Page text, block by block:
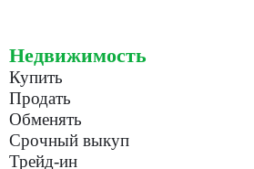
Недвижимость
Купить
Продать
Обменять
Срочный выкуп
Трейд-ин